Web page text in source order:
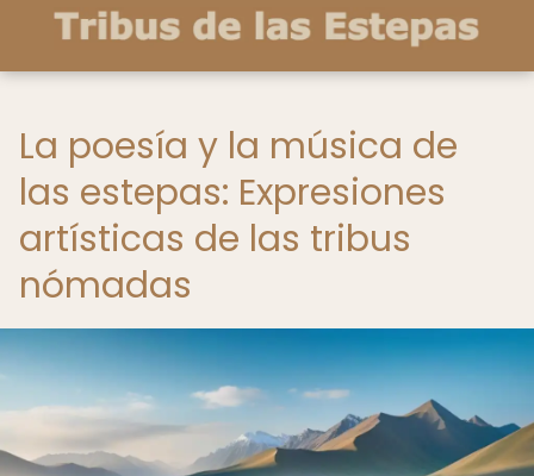
La poesía y la música de
las estepas: Expresiones
artísticas de las tribus
nómadas